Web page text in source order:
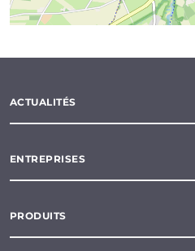
ACTUALITÉS
ENTREPRISES
PRODUITS